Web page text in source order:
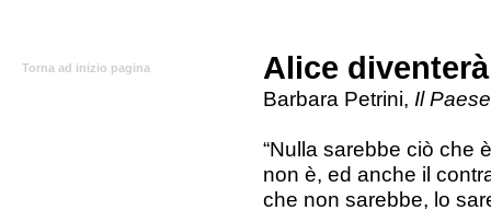
Torna ad inizio pagina Alice
Barbara Petrini, Il
“Nulla sarebbe ciò che
non è, ed anche il
che non sarebbe, lo